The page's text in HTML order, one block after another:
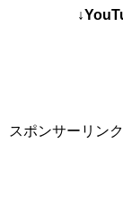
スポンサーリンク